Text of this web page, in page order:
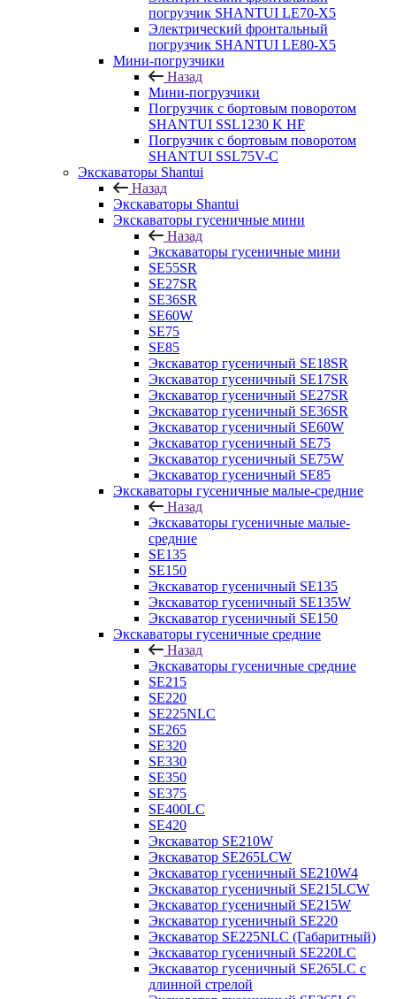
погрузчик SHANTUI LE70-X5
Электрический фронтальный
погрузчик SHANTUI LE80-X5
Мини-погрузчики
Назад
Мини-погрузчики
Погрузчик с бортовым поворотом
SHANTUI SSL1230 K HF
Погрузчик с бортовым поворотом
SHANTUI SSL75V-C
Экскаваторы Shantui
Назад
Экскаваторы Shantui
Экскаваторы гусеничные мини
Назад
Экскаваторы гусеничные мини
SE55SR
SE27SR
SE36SR
SE60W
SE75
SE85
Экскаватор гусеничный SE18SR
Экскаватор гусеничный SE17SR
Экскаватор гусеничный SE27SR
Экскаватор гусеничный SE36SR
Экскаватор гусеничный SE60W
Экскаватор гусеничный SE75
Экскаватор гусеничный SE75W
Экскаватор гусеничный SE85
Экскаваторы гусеничные малые-средние
Назад
Экскаваторы гусеничные малые-
средние
SE135
SE150
Экскаватор гусеничный SE135
Экскаватор гусеничный SE135W
Экскаватор гусеничный SE150
Экскаваторы гусеничные средние
Назад
Экскаваторы гусеничные средние
SE215
SE220
SE225NLC
SE265
SE320
SE330
SE350
SE375
SE400LC
SE420
Экскаватор SE210W
Экскаватор SE265LCW
Экскаватор гусеничный SE210W4
Экскаватор гусеничный SE215LCW
Экскаватор гусеничный SE215W
Экскаватор гусеничный SE220
Экскаватор SE225NLC (Габаритный)
Экскаватор гусеничный SE220LC
Экскаватор гусеничный SE265LC с
длинной стрелой